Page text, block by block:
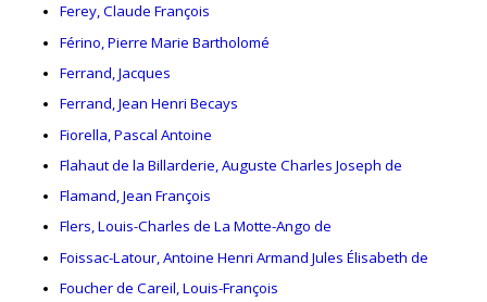
Ferey, Claude François
Férino, Pierre Marie Bartholomé
Ferrand, Jacques
Ferrand, Jean Henri Becays
Fiorella, Pascal Antoine
Flahaut de la Billarderie, Auguste Charles Joseph de
Flamand, Jean François
Flers, Louis-Charles de La Motte-Ango de
Foissac-Latour, Antoine Henri Armand Jules Élisabeth de
Foucher de Careil, Louis-François